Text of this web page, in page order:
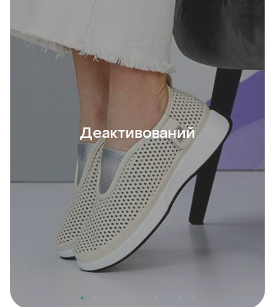
Деактивований